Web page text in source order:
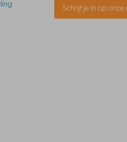
Schrijf je in op onze